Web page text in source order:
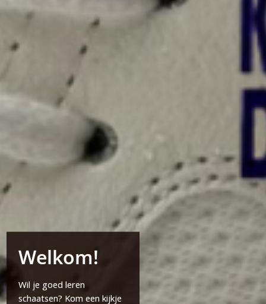
Welkom!
Wil je goed leren
schaatsen? Kom een kijkje